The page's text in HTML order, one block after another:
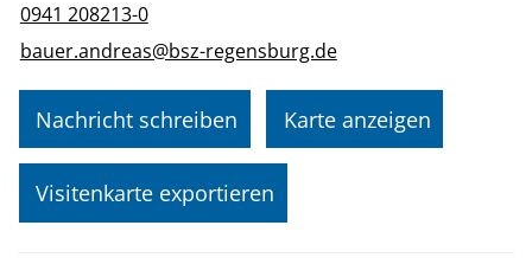
0941 208213-0
bauer.andreas@bsz-regensburg.de
Nachricht schreiben Karte anzeigen
Visitenkarte exportieren